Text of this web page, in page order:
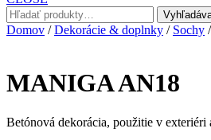
Hľadať:
Domov /Dekorácie & doplnky / Sochy /
MANIGA AN18
Betónová dekorácia, použitie v exteriéri